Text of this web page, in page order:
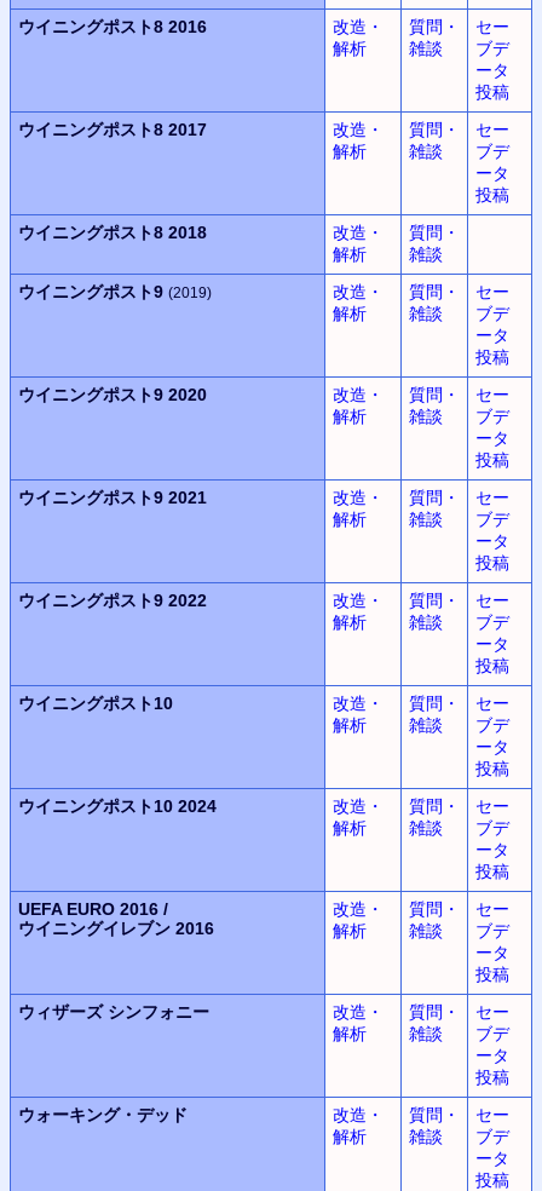
ウイニングポスト8 2016
改造・
解析
質問・
雑談
セー
ブデ
ータ
投稿
ウイニングポスト8 2017
改造・
解析
質問・
雑談
セー
ブデ
ータ
投稿
ウイニングポスト8 2018
改造・
解析
質問・
雑談
ウイニングポスト9 (2019)
改造・
解析
質問・
雑談
セー
ブデ
ータ
投稿
ウイニングポスト9 2020
改造・
解析
質問・
雑談
セー
ブデ
ータ
投稿
ウイニングポスト9 2021
改造・
解析
質問・
雑談
セー
ブデ
ータ
投稿
ウイニングポスト9 2022
改造・
解析
質問・
雑談
セー
ブデ
ータ
投稿
ウイニングポスト10
改造・
解析
質問・
雑談
セー
ブデ
ータ
投稿
ウイニングポスト10 2024
改造・
解析
質問・
雑談
セー
ブデ
ータ
投稿
UEFA EURO 2016 /
ウイニングイレブン 2016
改造・
解析
質問・
雑談
セー
ブデ
ータ
投稿
ウィザーズ シンフォニー
改造・
解析
質問・
雑談
セー
ブデ
ータ
投稿
ウォーキング・デッド
改造・
解析
質問・
雑談
セー
ブデ
ータ
投稿